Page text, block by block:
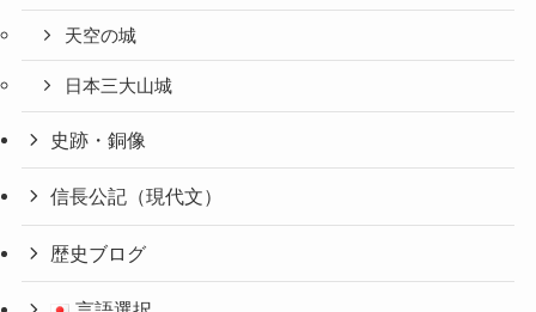
天空の城
日本三大山城
史跡・銅像
信長公記（現代文）
歴史ブログ